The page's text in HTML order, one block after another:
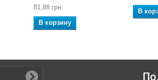
81,88 грн
В корзину
В